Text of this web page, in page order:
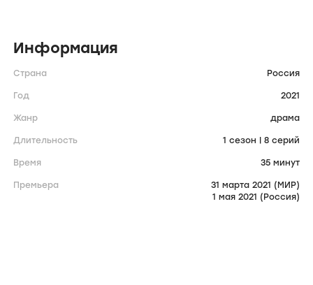
Информация
Страна Россия
Год 2021
Жанр драма
Длительность 1 сезон | 8 серий
Время 35 минут
Премьера
31 марта 2021 (МИР)
1 мая 2021 (Россия)